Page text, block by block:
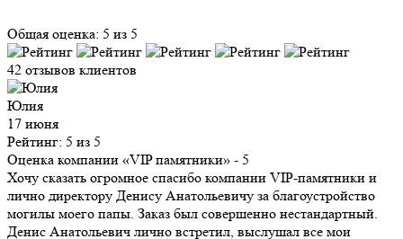
Общая оценка: 5 из 5
42 отзывов клиентов
Юлия
17 июня
Рейтинг: 5 из 5
Оценка компании «VIP памятники» - 5
Хочу сказать огромное спасибо компании VIP-памятники и
лично директору Денису Анатольевичу за благоустройство
могилы моего папы. Заказ был совершенно нестандартный.
Денис Анатольевич лично встретил, выслушал все мои